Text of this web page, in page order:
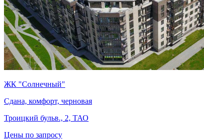
ЖК "Солнечный"
Сдана, комфорт, черновая
Троицкий бульв., 2, ТАО
Цены по запросу